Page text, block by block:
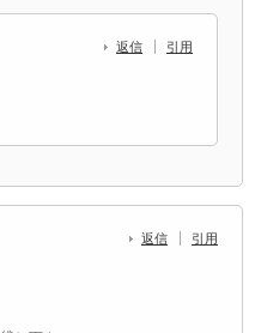
返信 引用
返信 引用